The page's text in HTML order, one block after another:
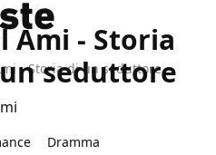
- Storia di un seduttore
Ami - Storia
seduttore
Dramma